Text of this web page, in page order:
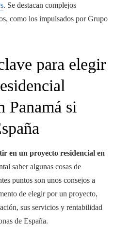
. Se destacan complejos
como los impulsados por Grupo
para elegir
Panamá si
en un proyecto residencial en
saber algunas cosas de
puntos son unos consejos a
de elegir por un proyecto,
sus servicios y rentabilidad
de España.